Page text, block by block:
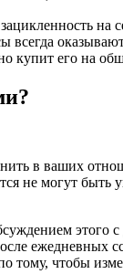
на
купит его на
в ваших
не могут
этого
тому, чтобы